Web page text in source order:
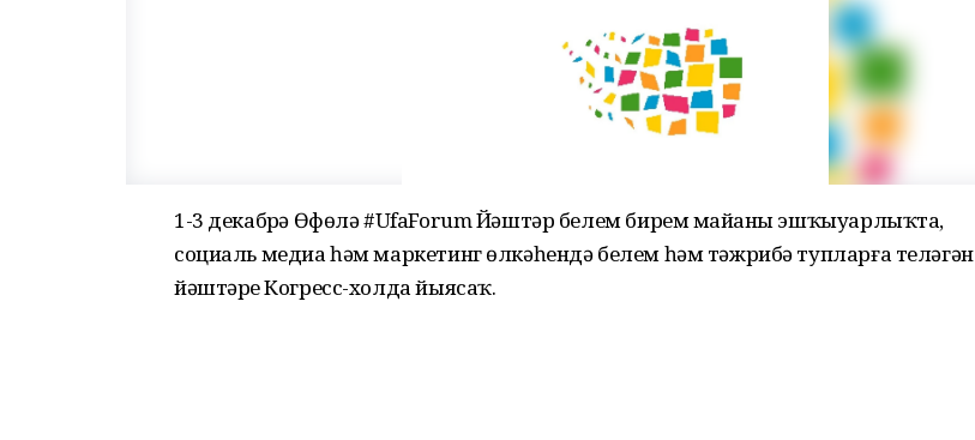
1-3 декабрҙә Өфөлә #UfaForum Йәштәр белем бирем майҙаны эшҡыуарлыҡта,
социаль медиа һәм маркетинг өлкәһендә белем һәм тәжрибә тупларға теләгән
йәштәрҙе Когресс-холда йыясаҡ.